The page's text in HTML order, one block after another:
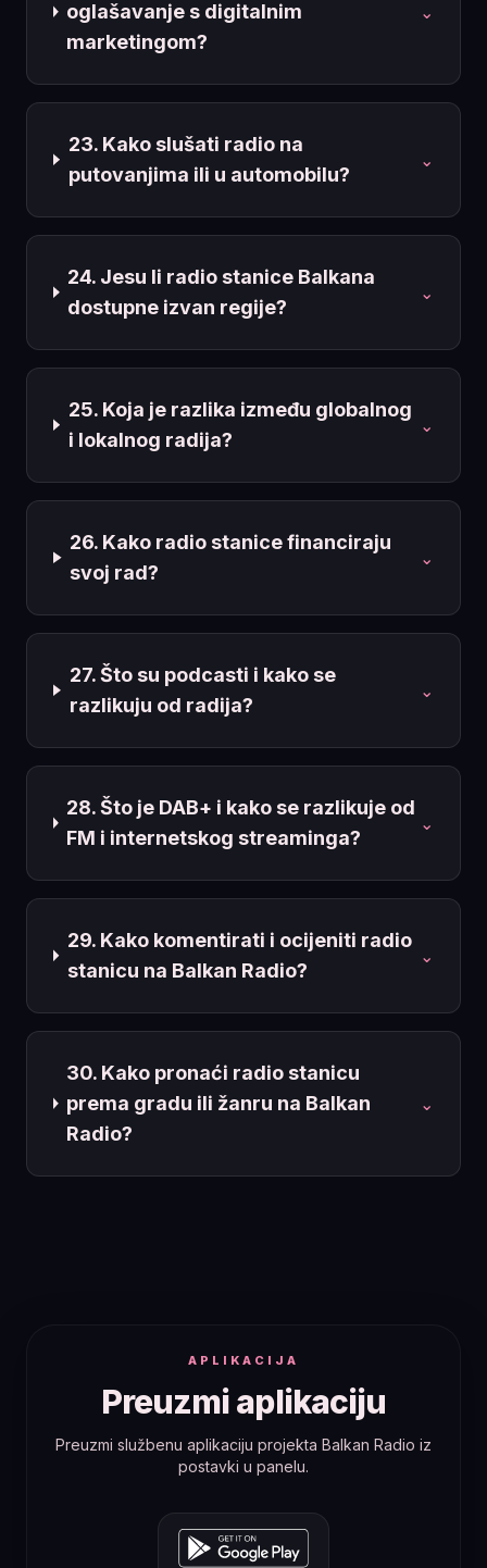
oglašavanje s digitalnim
marketingom?
⌄
23. Kako slušati radio na
putovanjima ili u automobilu?
⌄
24. Jesu li radio stanice Balkana
dostupne izvan regije?
⌄
25. Koja je razlika između globalnog
i lokalnog radija?
⌄
26. Kako radio stanice financiraju
svoj rad?
⌄
27. Što su podcasti i kako se
razlikuju od radija?
⌄
28. Što je DAB+ i kako se razlikuje od
FM i internetskog streaminga?
⌄
29. Kako komentirati i ocijeniti radio
stanicu na Balkan Radio?
⌄
30. Kako pronaći radio stanicu
prema gradu ili žanru na Balkan
Radio?
⌄
APLIKACIJA
Preuzmi aplikaciju
Preuzmi službenu aplikaciju projekta Balkan Radio iz
postavki u panelu.